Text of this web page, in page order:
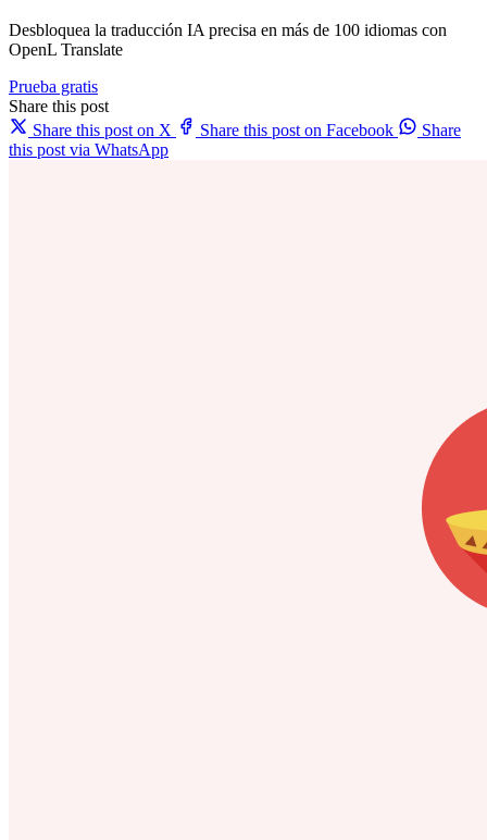
Desbloquea la traducción IA precisa en más de 100 idiomas con
OpenL Translate
Prueba gratis
Share this post
Share this post on X
Share this post on Facebook
Share
this post via WhatsApp